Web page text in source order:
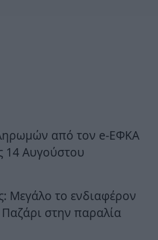
από τον e-ΕΦΚΑ
14 Αυγούστου
Μεγάλο το ενδιαφέρον
στην παραλία